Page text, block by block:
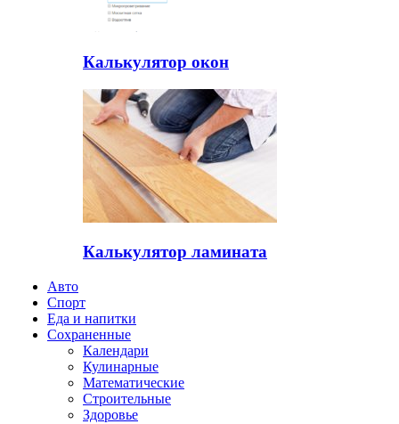
Калькулятор окон
Калькулятор ламината
Авто
Спорт
Еда и напитки
Сохраненные
Календари
Кулинарные
Математические
Строительные
Здоровье